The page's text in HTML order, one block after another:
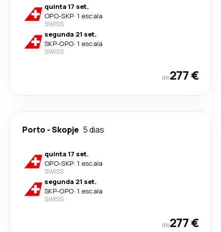
quinta 17 set.
OPO-SKP· 1 escala
SWISS
segunda 21 set.
SKP-OPO· 1 escala
SWISS
de277 €
Porto -Skopje 5 dias
quinta 17 set.
OPO-SKP· 1 escala
SWISS
segunda 21 set.
SKP-OPO· 1 escala
SWISS
de277 €